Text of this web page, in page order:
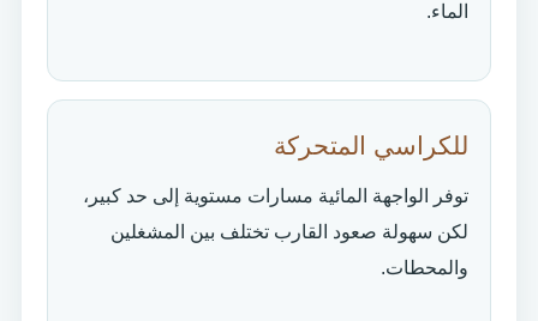
الماء.
للكراسي المتحركة
توفر الواجهة المائية مسارات مستوية إلى حد كبير،
لكن سهولة صعود القارب تختلف بين المشغلين
والمحطات.